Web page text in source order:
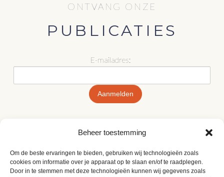
Beheer toestemming
Om de beste ervaringen te bieden, gebruiken wij technologieën zoals
cookies om informatie over je apparaat op te slaan en/of te raadplegen.
Door in te stemmen met deze technologieën kunnen wij gegevens zoals
ONTVANG ONZE
PUBLICATIES
E-mailadres:
CONTACT